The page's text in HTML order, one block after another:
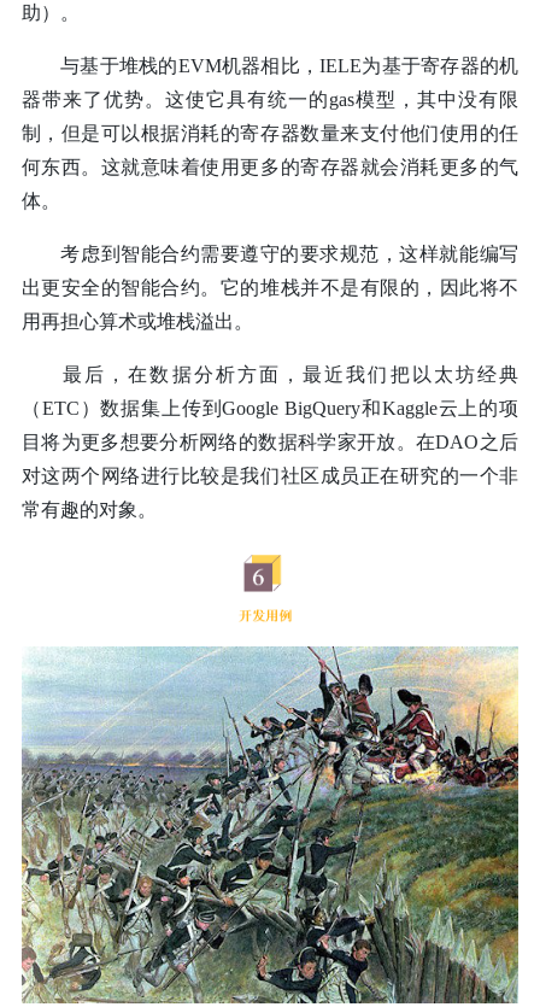
助）。
与基于堆栈的EVM机器相比，IELE为基于寄存器的机
器带来了优势。这使它具有统一的gas模型，其中没有限
制，但是可以根据消耗的寄存器数量来支付他们使用的任
何东西。这就意味着使用更多的寄存器就会消耗更多的气
体。
考虑到智能合约需要遵守的要求规范，这样就能编写
出更安全的智能合约。它的堆栈并不是有限的，因此将不
用再担心算术或堆栈溢出。
最后，在数据分析方面，最近我们把以太坊经典
（ETC）数据集上传到Google BigQuery和Kaggle云上的项
目将为更多想要分析网络的数据科学家开放。在DAO之后
对这两个网络进行比较是我们社区成员正在研究的一个非
常有趣的对象。